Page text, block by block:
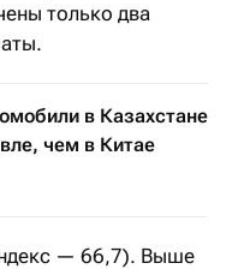
только два
в Казахстане
чем в Китае
— 66,7). Выше